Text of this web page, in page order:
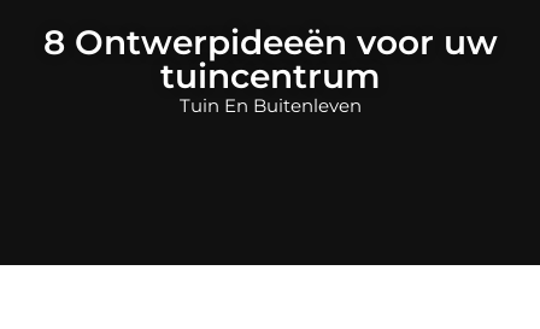
8 Ontwerpideeën voor uw
tuincentrum
Tuin En Buitenleven